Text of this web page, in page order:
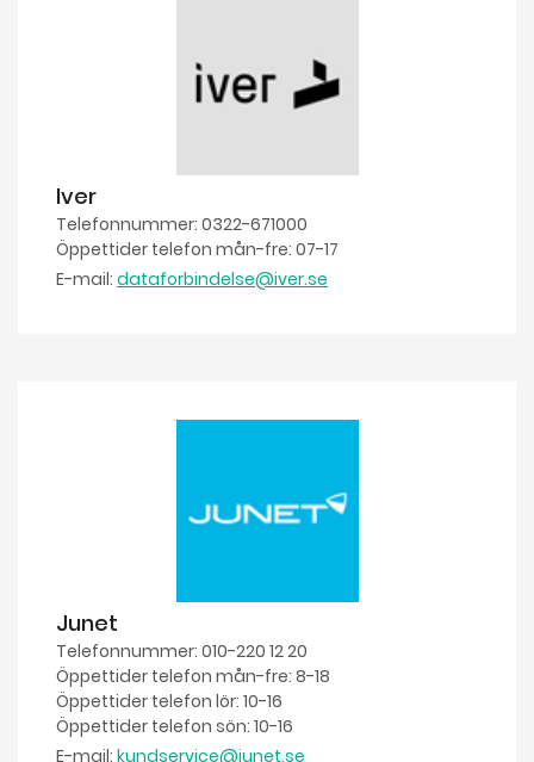
Iver
Telefonnummer: 0322-671000
Öppettider telefon mån-fre: 07-17
E-mail: dataforbindelse@iver.se
Junet
Telefonnummer: 010-220 12 20
Öppettider telefon mån-fre: 8-18
Öppettider telefon lör: 10-16
Öppettider telefon sön: 10-16
E-mail: kundservice@junet.se